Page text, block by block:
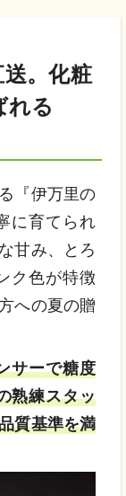
。化粧
れる
『伊万里の
に育てられ
甘み、とろ
ク色が特徴
への夏の贈
サーで糖度
熟練スタッ
質基準を満